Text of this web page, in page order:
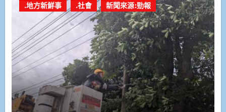
.地方新鮮事 .社會 新聞來源:勁報